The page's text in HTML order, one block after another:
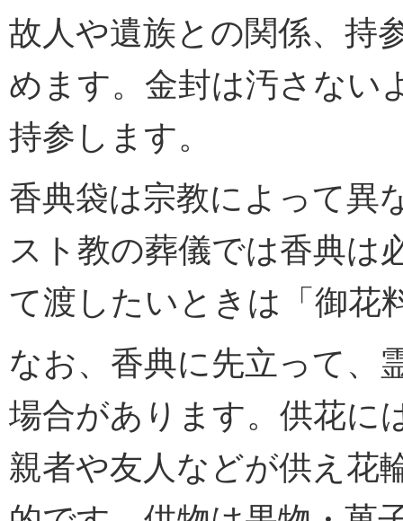
故人や遺族との関係、持
めます。金封は汚さない
持参します。
香典袋は宗教によって異
スト教の葬儀では香典は
て渡したいときは「御花
なお、香典に先立って、
場合があります。供花に
親者や友人などが供え花